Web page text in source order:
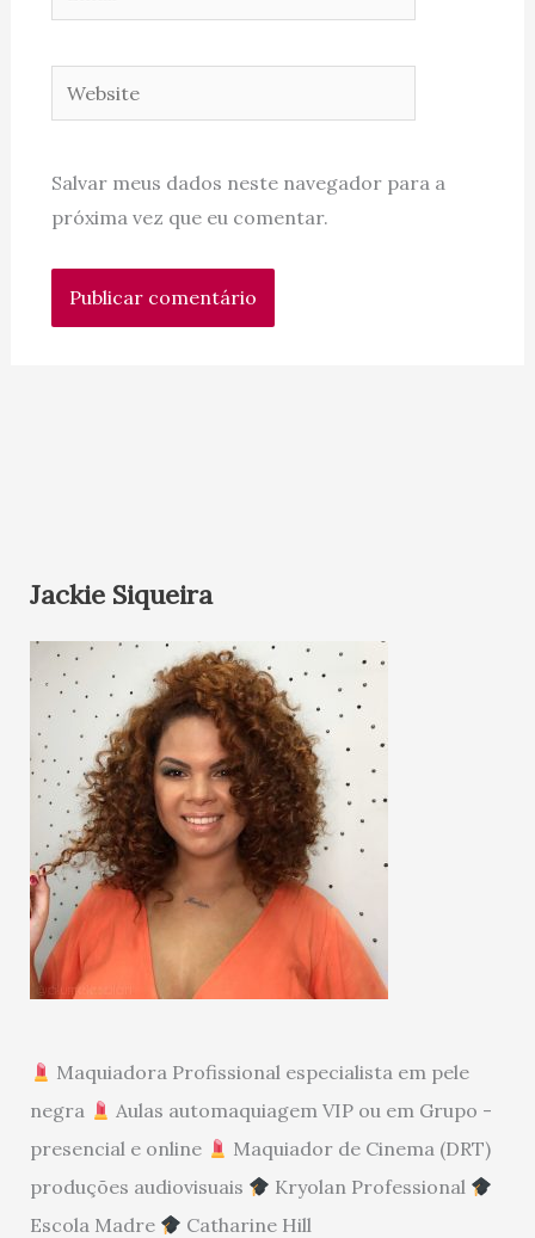
Website
Salvar meus dados neste navegador para a
próxima vez que eu comentar.
Jackie Siqueira
Maquiadora Profissional especialista em pele
negra
Aulas automaquiagem VIP ou em Grupo -
presencial e online
Maquiador de Cinema (DRT)
produções audiovisuais
Kryolan Professional
Escola Madre
Catharine Hill